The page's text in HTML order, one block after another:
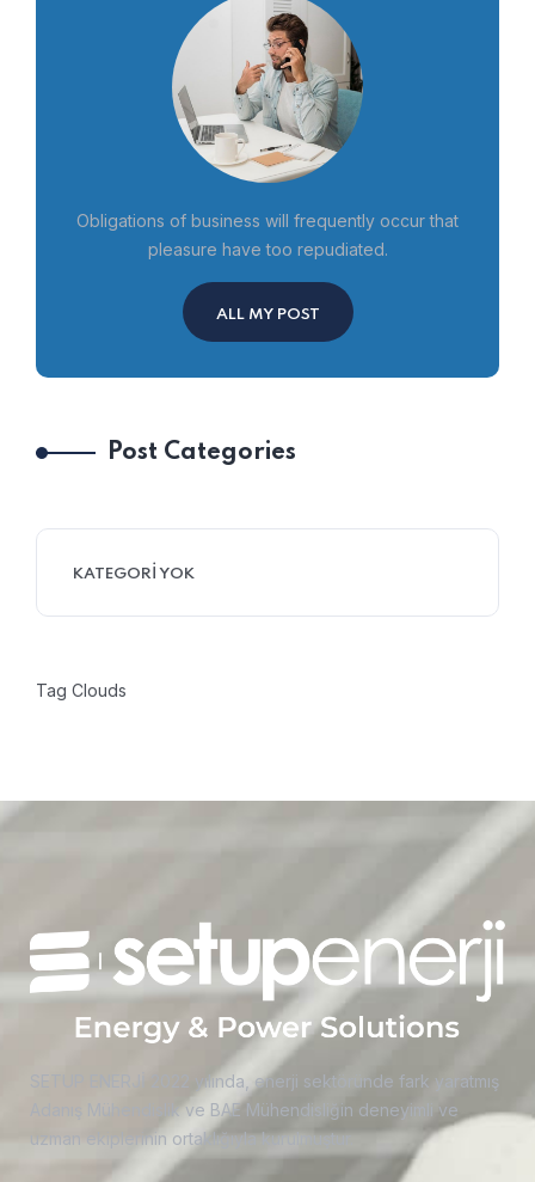
Obligations of business will frequently occur that
pleasure have too repudiated.
ALL MY POST
Post Categories
KATEGORI YOK
Tag Clouds
SETUP ENERJİ 2022 yılında, enerji sektöründe fark yaratmış
Adanış Mühendislik ve BAE Mühendisliğin deneyimli ve
uzman ekiplerinin ortaklığıyla kurulmuştur.